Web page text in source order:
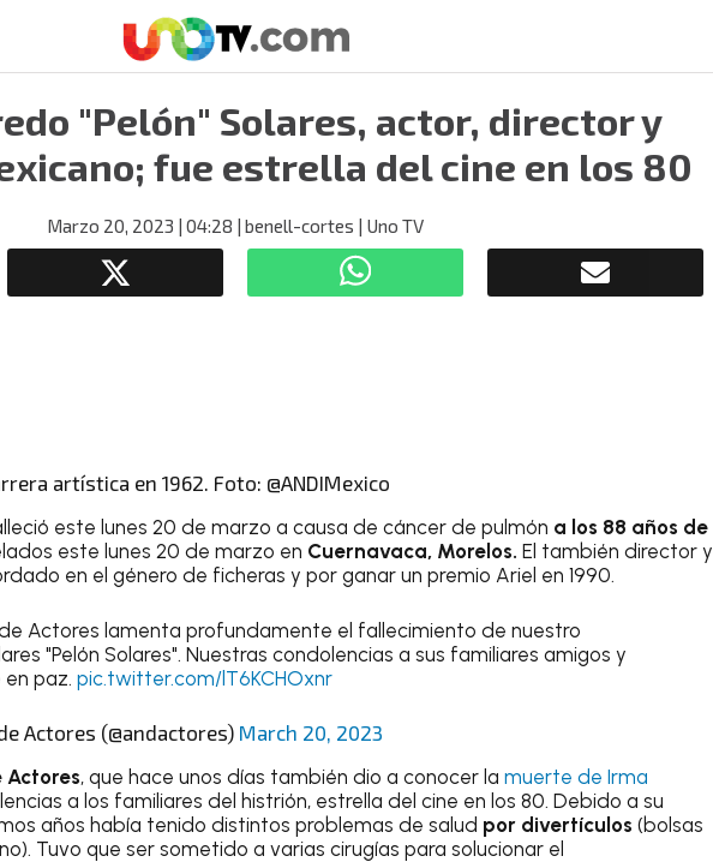
"Pelón" Solares, actor, director y
fue estrella del cine en los 80
Marzo 20, 2023 | 04:28 | benell-cortes | Uno TV
artística en 1962. Foto: @ANDIMexico
este lunes 20 de marzo a causa de cáncer de pulmón a los 88 años de
este lunes 20 de marzo en Cuernavaca, Morelos. El también director y
en el género de ficheras y por ganar un premio Ariel en 1990.
Actores lamenta profundamente el fallecimiento de nuestro
"Pelón Solares". Nuestras condolencias a sus familiares amigos y
paz. pic.twitter.com/lT6KCHOxnr
Actores (@andactores) March 20, 2023
Actores, que hace unos días también dio a conocer la muerte de Irma
a los familiares del histrión, estrella del cine en los 80. Debido a su
años había tenido distintos problemas de salud por divertículos (bolsas
Tuvo que ser sometido a varias cirugías para solucionar el